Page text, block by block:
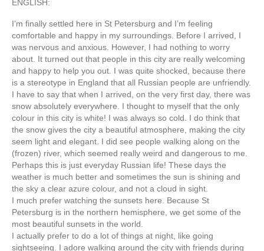
ENGLISH:
I’m finally settled here in St Petersburg and I’m feeling
comfortable and happy in my surroundings. Before I arrived, I
was nervous and anxious. However, I had nothing to worry
about. It turned out that people in this city are really welcoming
and happy to help you out. I was quite shocked, because there
is a stereotype in England that all Russian people are unfriendly.
I have to say that when I arrived, on the very first day, there was
snow absolutely everywhere. I thought to myself that the only
colour in this city is white! I was always so cold. I do think that
the snow gives the city a beautiful atmosphere, making the city
seem light and elegant. I did see people walking along on the
(frozen) river, which seemed really weird and dangerous to me.
Perhaps this is just everyday Russian life! These days the
weather is much better and sometimes the sun is shining and
the sky a clear azure colour, and not a cloud in sight.
I much prefer watching the sunsets here. Because St
Petersburg is in the northern hemisphere, we get some of the
most beautiful sunsets in the world.
I actually prefer to do a lot of things at night, like going
sightseeing. I adore walking around the city with friends during